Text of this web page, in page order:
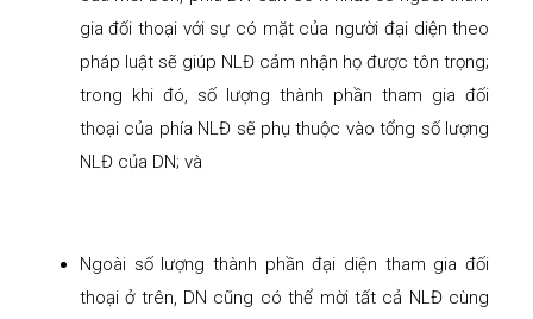
gia đối thoại với sự có mặt của người đại diện theo
pháp luật sẽ giúp NLĐ cảm nhận họ được tôn trọng;
trong khi đó, số lượng thành phần tham gia đối
thoại của phía NLĐ sẽ phụ thuộc vào tổng số lượng
NLĐ của DN; và
Ngoài số lượng thành phần đại diện tham gia đối
thoại ở trên, DN cũng có thể mời tất cả NLĐ cùng